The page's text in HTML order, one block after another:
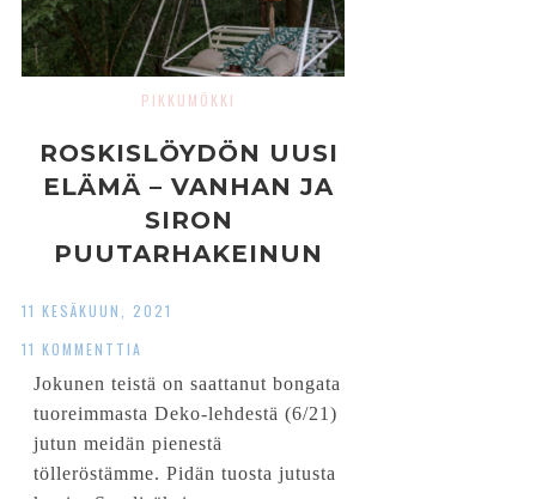
PIKKUMÖKKI
ROSKISLÖYDÖN UUSI
ELÄMÄ – VANHAN JA
SIRON
PUUTARHAKEINUN
11 KESÄKUUN, 2021
11 KOMMENTTIA
Jokunen teistä on saattanut bongata
tuoreimmasta Deko-lehdestä (6/21)
jutun meidän pienestä
tölleröstämme. Pidän tuosta jutusta